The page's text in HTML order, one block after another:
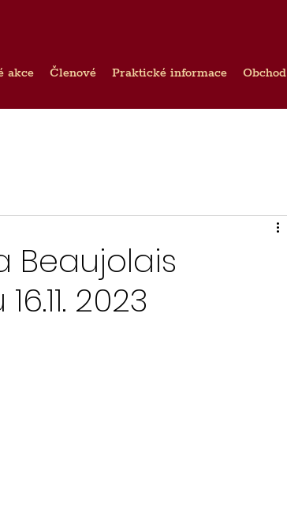
akce Členové Praktické informace Obchod
Beaujolais
2023